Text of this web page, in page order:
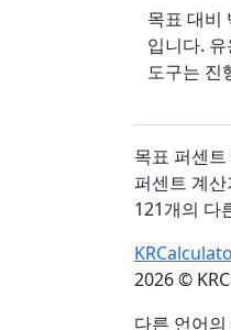
목표 대비
입니다.
도구는 진
목표 퍼센
퍼센트 계
121개의 다
2026 ©
다른 언어